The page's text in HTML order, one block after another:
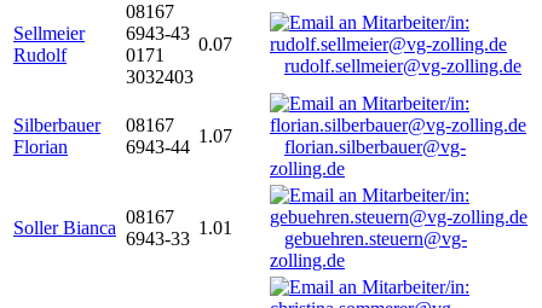
Sellmeier
Rudolf
08167
6943-43
0171
3032403
0.07
rudolf.sellmeier@vg-zolling.de
Silberbauer
Florian
08167
6943-44
1.07
florian.silberbauer@vg-
zolling.de
Soller Bianca
08167
6943-33
1.01
gebuehren.steuern@vg-
zolling.de